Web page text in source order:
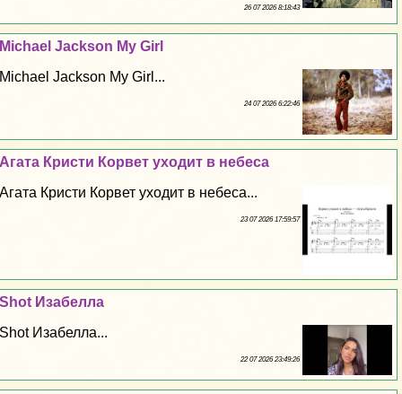
26 07 2026 8:18:43
Michael Jackson My Girl
Michael Jackson My Girl...
24 07 2026 6:22:46
Агата Кристи Корвет уходит в небеса
Агата Кристи Корвет уходит в небеса...
23 07 2026 17:59:57
Shot Изабелла
Shot Изабелла...
22 07 2026 23:49:26